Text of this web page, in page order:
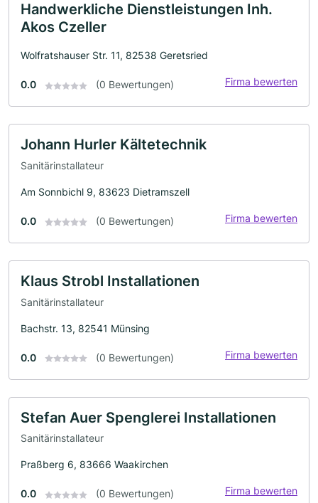
Handwerkliche Dienstleistungen Inh.
Akos Czeller
Wolfratshauser Str. 11, 82538 Geretsried
0.0 (0 Bewertungen) Firma bewerten
Johann Hurler Kältetechnik
Sanitärinstallateur
Am Sonnbichl 9, 83623 Dietramszell
0.0 (0 Bewertungen) Firma bewerten
Klaus Strobl Installationen
Sanitärinstallateur
Bachstr. 13, 82541 Münsing
0.0 (0 Bewertungen) Firma bewerten
Stefan Auer Spenglerei Installationen
Sanitärinstallateur
Praßberg 6, 83666 Waakirchen
0.0 (0 Bewertungen) Firma bewerten